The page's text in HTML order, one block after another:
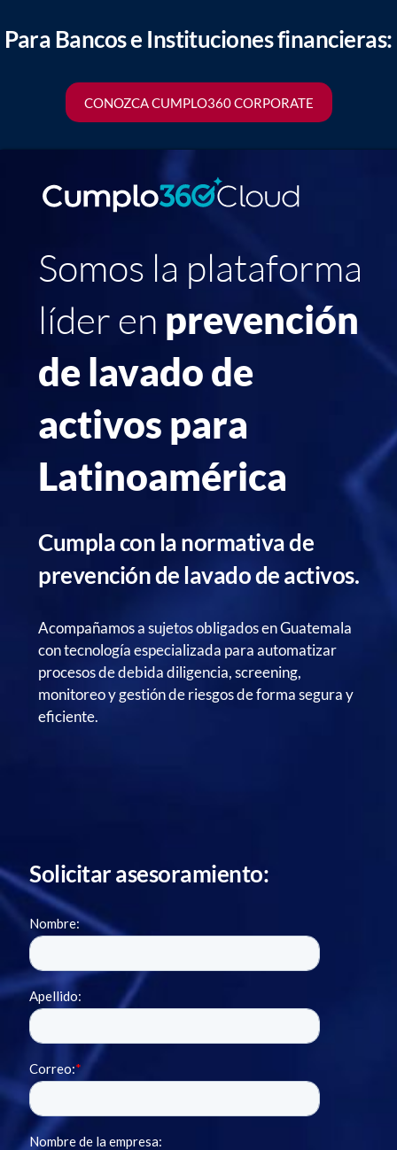
Para Bancos e Instituciones financieras:
CONOZCA CUMPLO360 CORPORATE
Somos la plataforma
líder en prevención
de lavado de
activos para
Latinoamérica
Cumpla con la normativa de
prevención de lavado de activos.
Acompañamos a sujetos obligados en Guatemala
con tecnología especializada para automatizar
procesos de debida diligencia, screening,
monitoreo y gestión de riesgos de forma segura y
eficiente.
Solicitar asesoramiento: